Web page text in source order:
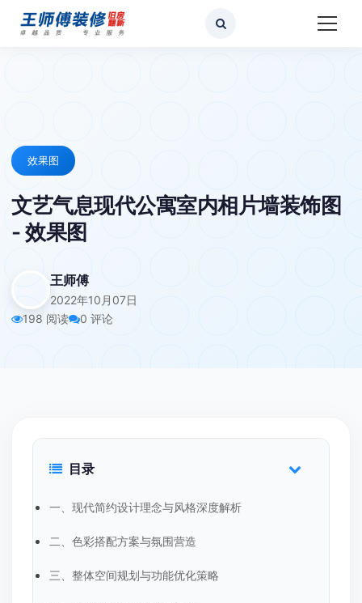
效果图
文艺气息现代公寓室内相片墙装饰图
- 效果图
王师傅
2022年10月07日
198 阅读
0 评论
目录
一、现代简约设计理念与风格深度解析
二、色彩搭配方案与氛围营造
三、整体空间规划与功能优化策略